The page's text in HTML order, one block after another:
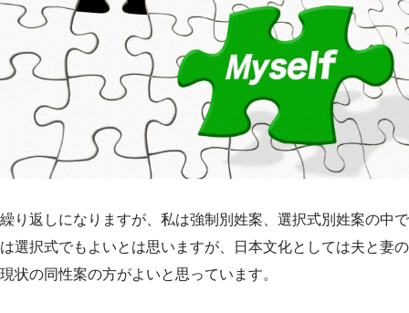
繰り返しになりますが、私は強制別姓案、選択式別姓案の中で
は選択式でもよいとは思いますが、日本文化としては夫と妻の
現状の同性案の方がよいと思っています。